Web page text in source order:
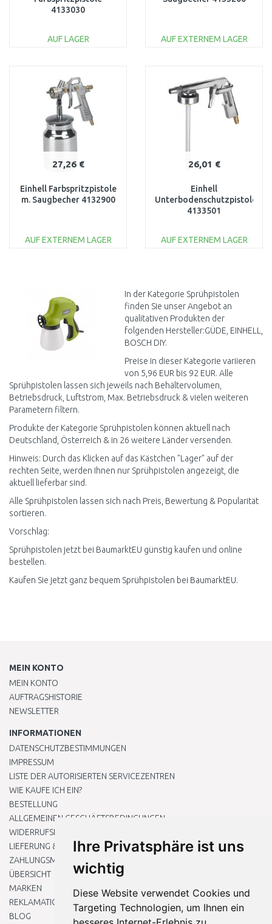
Ihre Privatsphäre ist uns
wichtig
Diese Website verwendet Cookies und
Targeting Technologien, um Ihnen ein
4133030
AUF LAGER
Vergleichen
AUF EXTERNEM LAGER
Vergleichen
27,26 €
Einhell Farbspritzpistole
m. Saugbecher 4132900
AUF EXTERNEM LAGER
26,01 €
Einhell
Unterbodenschutzpistole
4133501
AUF EXTERNEM LAGER
Vergleichen
In der Kategorie Sprühpistolen
finden Sie unser Angebot an
qualitativen Produkten der
folgenden Hersteller:GÜDE, EINHELL,
BOSCH DIY.
Preise in dieser Kategorie variieren
von 5,96 EUR bis 92 EUR. Alle
Sprühpistolen lassen sich jeweils nach Behältervolumen,
Betriebsdruck, Luftstrom, Max. Betriebsdruck & vielen weiteren
Parametern filtern.
Produkte der Kategorie Sprühpistolen können aktuell nach
Deutschland, Österreich & in 26 weitere Länder versenden.
Hinweis: Durch das Klicken auf das Kästchen "Lager" auf der
rechten Seite, werden Ihnen nur Sprühpistolen angezeigt, die
aktuell lieferbar sind.
Alle Sprühpistolen lassen sich nach Preis, Bewertung & Popularität
sortieren.
Vorschlag:
Sprühpistolen jetzt bei BaumarktEU günstig kaufen und online
bestellen.
Kaufen Sie jetzt ganz bequem Sprühpistolen bei BaumarktEU.
MEIN KONTO
MEIN KONTO
AUFTRAGSHISTORIE
NEWSLETTER
INFORMATIONEN
DATENSCHUTZBESTIMMUNGEN
IMPRESSUM
LISTE DER AUTORISIERTEN SERVICEZENTREN
WIE KAUFE ICH EIN?
BESTELLUNG
ALLGEMEINEN GESCHÄFTSBEDINGUNGEN
WIDERRUFSRECHT
LIEFERUNG & ZAHLUNG
ZAHLUNGSMETHODEN
ÜBERSICHT
MARKEN
REKLAMATIONEN UND RETOUREN
BLOG